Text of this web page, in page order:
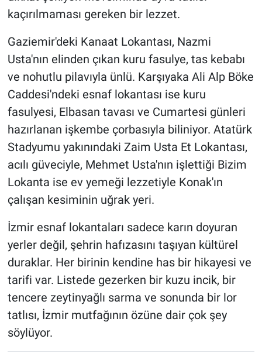
kaçırılmaması gereken bir lezzet.
Gaziemir'deki Kanaat Lokantası, Nazmi
Usta'nın elinden çıkan kuru fasulye, tas kebabı
ve nohutlu pilavıyla ünlü. Karşıyaka Ali Alp Böke
Caddesi'ndeki esnaf lokantası ise kuru
fasulyesi, Elbasan tavası ve Cumartesi günleri
hazırlanan işkembe çorbasıyla biliniyor. Atatürk
Stadyumu yakınındaki Zaim Usta Et Lokantası,
acılı güveciyle, Mehmet Usta'nın işlettiği Bizim
Lokanta ise ev yemeği lezzetiyle Konak'ın
çalışan kesiminin uğrak yeri.
İzmir esnaf lokantaları sadece karın doyuran
yerler değil, şehrin hafızasını taşıyan kültürel
duraklar. Her birinin kendine has bir hikayesi ve
tarifi var. Listede gezerken bir kuzu incik, bir
tencere zeytinyağlı sarma ve sonunda bir lor
tatlısı, İzmir mutfağının özüne dair çok şey
söylüyor.